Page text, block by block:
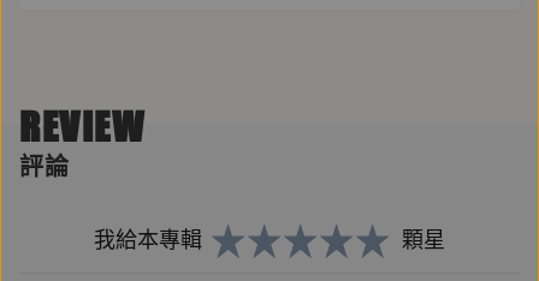
我在生活中充滿疑惑
說出來的都是問句
希望被誰接住
REVIEW
評論
我給本專輯 顆星